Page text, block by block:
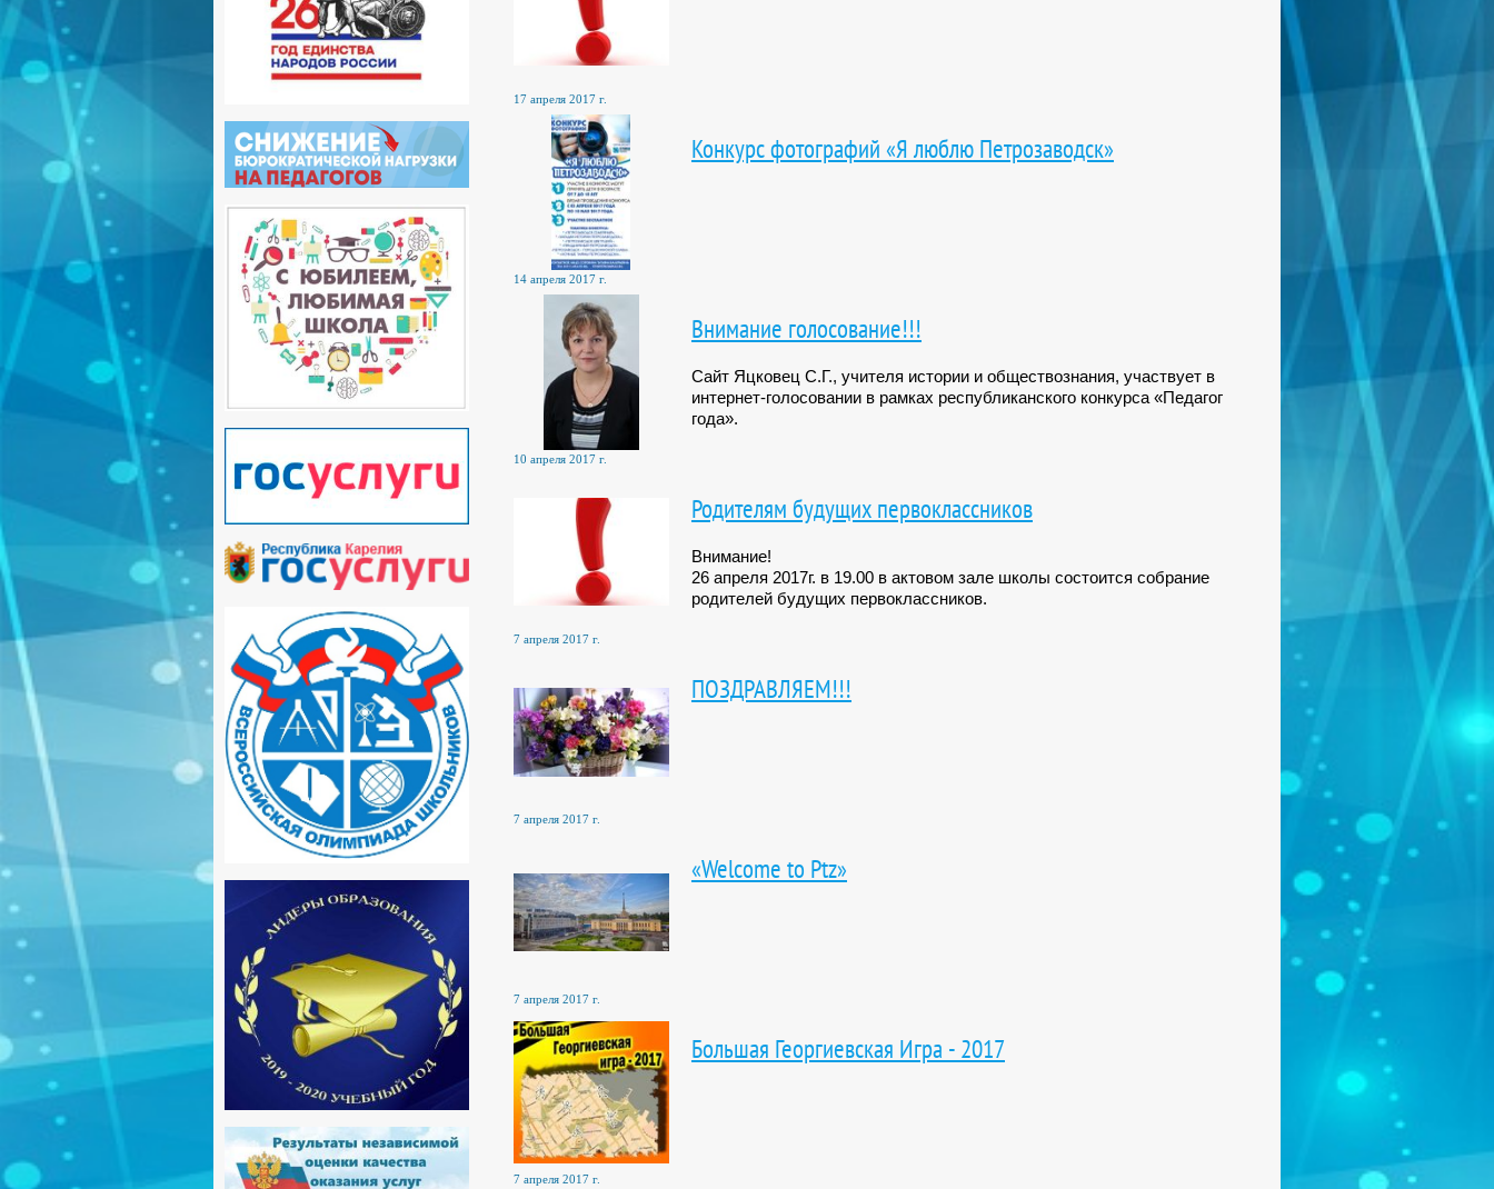
17 апреля 2017 г.
Конкурс фотографий «Я люблю Петрозаводск»
14 апреля 2017 г.
Внимание голосование!!!
Сайт Яцковец С.Г., учителя истории и обществознания, участвует в
интернет-голосовании в рамках республиканского конкурса «Педагог
года».
10 апреля 2017 г.
Родителям будущих первоклассников
Внимание!
26 апреля 2017г. в 19.00 в актовом зале школы состоится собрание
родителей будущих первоклассников.
7 апреля 2017 г.
ПОЗДРАВЛЯЕМ!!!
7 апреля 2017 г.
«Welcome to Ptz»
7 апреля 2017 г.
Большая Георгиевская Игра - 2017
7 апреля 2017 г.